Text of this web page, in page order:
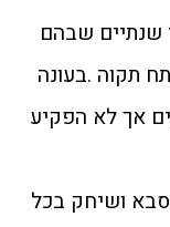
שנתיים שבהם
תקוה .בעונה
אך לא הפקיע
סבא ושיחק בכל